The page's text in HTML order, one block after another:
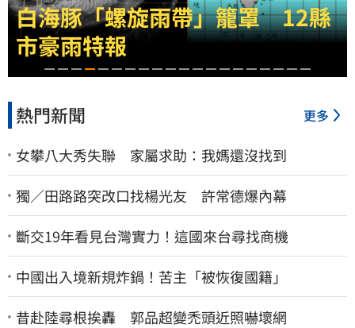
蔡英文親自出馬　他曝民進黨
「保5搶7」
熱門新聞 更多
女攀八大秀失聯 家屬求助：我媽還沒找到
獨／田路路突改口找楊光友 許常德爆內幕
斷交19年看見台灣實力！這國來台尋找商機
中國出入境新規炸鍋！苦主「被恢復國籍」
昔赴陸尋根挨轟 郭品超變禿頭近照嚇壞網